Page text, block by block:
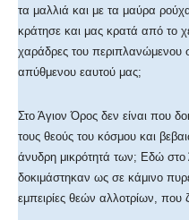
τα μαλλιά και με τα μαύρα
κράτησε και μας κρατά από το
χαράδρες του
απύθμενου εαυτού μας;
Στο Άγιον Όρος δεν είναι που
τους θεούς του κόσμου και
άνυδρη μικρότητά των; Εδώ
δοκιμάστηκαν ως σε κάμινο
εμπειρίες θεών αλλοτρίων,